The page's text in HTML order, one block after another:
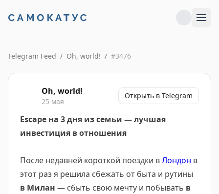
Telegram Feed / Oh, world! / #3476
Oh, world!
25 мая
Открыть в Telegram
Еscape на 3 дня из семьи — лучшая
инвестиция в отношения
После недавней короткой поездки вЛондон в
этот раз я решила сбежать от быта и рутины
в Милан — сбыть свою мечту и побывать в